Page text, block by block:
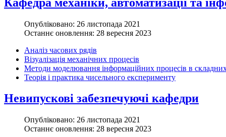
Опубліковано: 26 листопада 2021
Останнє оновлення: 28 вересня 2023
Аналіз часових рядів
Візуалізація механічних процесів
Методи моделювання інформаційних процесів в
Теорія і практика чисельного експерименту
Невипускові забезпечуючі кафедри
Опубліковано: 26 листопада 2021
Останнє оновлення: 28 вересня 2023